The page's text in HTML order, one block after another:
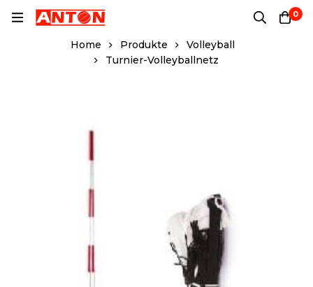
0
Home Produkte
Volleyball
Turnier-Volleyballnetz